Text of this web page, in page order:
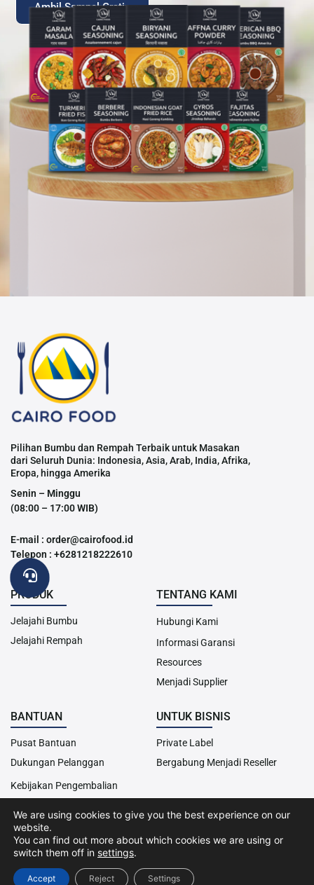
Ambil Sampel Gratis
Pilihan Bumbu dan Rempah Terbaik untuk Masakan
dari Seluruh Dunia: Indonesia, Asia, Arab, India, Afrika,
Eropa, hingga Amerika
Senin – Minggu
(08:00 – 17:00 WIB)
E-mail : order@cairofood.id
Telepon : +6281218222610
PRODUK
Jelajahi Bumbu
Jelajahi Rempah
TENTANG KAMI
Hubungi Kami
Informasi Garansi
Resources
Menjadi Supplier
BANTUAN
Pusat Bantuan
Dukungan Pelanggan
Kebijakan Pengembalian
UNTUK BISNIS
Private Label
Bergabung Menjadi Reseller
Hak Cipta© 2013-2024 Cairo Food. Seluruh hak cipta dilindungi
undang-undang.
Kebijakan Cookies
We are using cookies to give you the best experience on our
website.
You can find out more about which cookies we are using or
switch them off in settings.
Accept Reject Settings